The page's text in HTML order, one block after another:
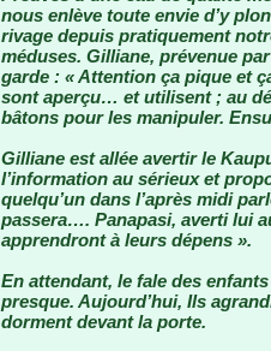
nous enlève toute envie d’y
rivage depuis pratiquement
méduses. Gilliane, prévenue
garde : « Attention ça pique et
sont aperçu… et utilisent ; au
bâtons pour les manipuler.
Gilliane est allée avertir le
l’information au sérieux et
quelqu’un dans l’après midi
passera…. Panapasi, averti lui
apprendront à leurs dépens ».
En attendant, le fale des
presque. Aujourd’hui, Ils
dorment devant la porte.